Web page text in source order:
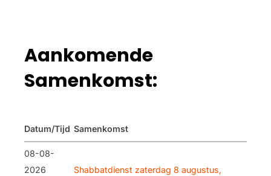
Aankomende
Samenkomst:
Datum/Tijd Samenkomst
08-08-
2026
Shabbatdienst zaterdag 8 augustus,